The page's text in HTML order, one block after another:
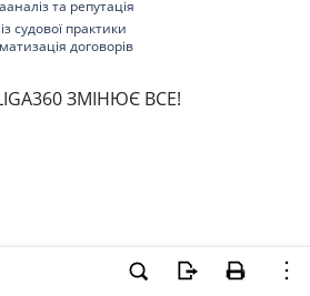
та репутація
судової практики
договорів
ЗМІНЮЄ ВСЕ!